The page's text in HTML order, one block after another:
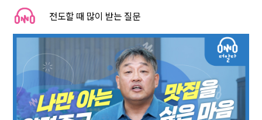
전도할 때 많이 받는 질문